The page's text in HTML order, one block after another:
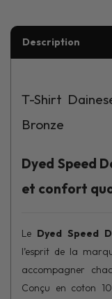
Description
T-Shirt
Bronze
Dyed Speed
et confort
Le Dyed Speed
l’esprit de la
accompagner
Conçu en coton